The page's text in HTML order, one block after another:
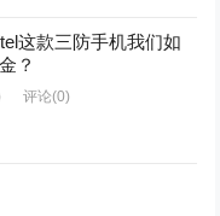
这款三防手机我们如
？
评论(0)